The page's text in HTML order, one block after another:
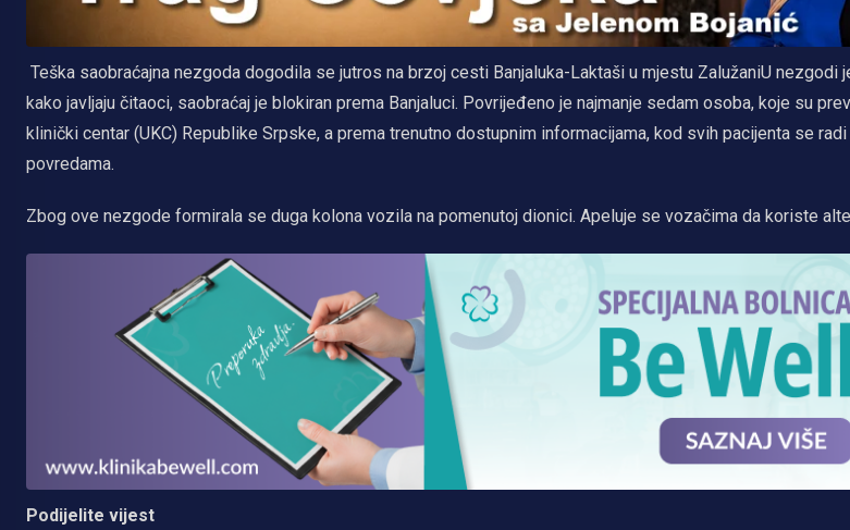
Teška saobraćajna nezgoda dogodila se jutros na brzoj cesti Banjaluka-Laktaši u mjestu ZalužaniU nezgodi
kako javljaju čitaoci, saobraćaj je blokiran prema Banjaluci. Povrijeđeno je najmanje sedam osoba, koje su
klinički centar (UKC) Republike Srpske, a prema trenutno dostupnim informacijama, kod svih pacijenta se
povredama.
Zbog ove nezgode formirala se duga kolona vozila na pomenutoj dionici. Apeluje se vozačima da koriste
Podijelite vijest